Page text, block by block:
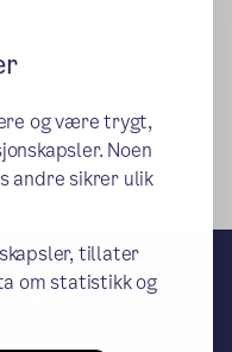
og være trygt,
Noen
andre sikrer ulik
tillater
om statistikk og
i utlandet